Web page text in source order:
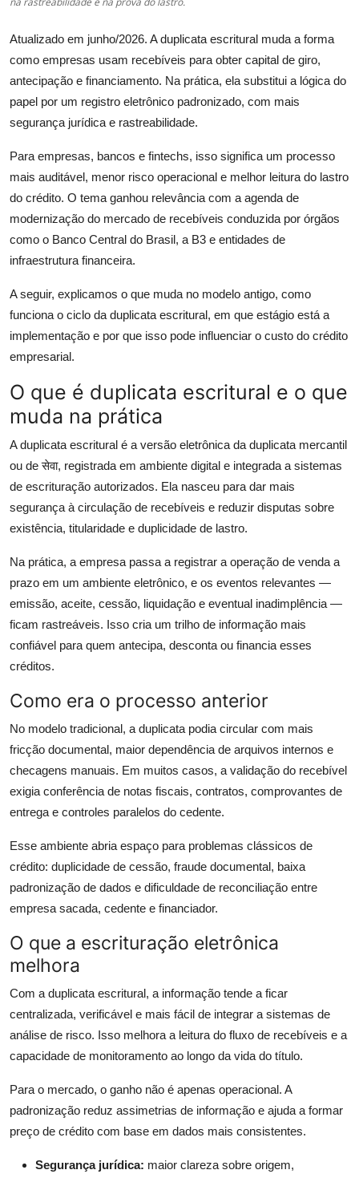
Investimentos
Seguro de Vida
Motores do Brasil
Atualizado em junho/2026. A duplicata escritural muda a forma
como empresas usam recebíveis para obter capital de giro,
antecipação e financiamento. Na prática, ela substitui a lógica do
papel por um registro eletrônico padronizado, com mais
segurança jurídica e rastreabilidade.
Para empresas, bancos e fintechs, isso significa um processo
mais auditável, menor risco operacional e melhor leitura do lastro
do crédito. O tema ganhou relevância com a agenda de
modernização do mercado de recebíveis conduzida por órgãos
como o Banco Central do Brasil, a B3 e entidades de
infraestrutura financeira.
A seguir, explicamos o que muda no modelo antigo, como
funciona o ciclo da duplicata escritural, em que estágio está a
implementação e por que isso pode influenciar o custo do crédito
empresarial.
O que é duplicata escritural e o que
muda na prática
A duplicata escritural é a versão eletrônica da duplicata mercantil
ou de सेवा, registrada em ambiente digital e integrada a sistemas
de escrituração autorizados. Ela nasceu para dar mais
segurança à circulação de recebíveis e reduzir disputas sobre
existência, titularidade e duplicidade de lastro.
Na prática, a empresa passa a registrar a operação de venda a
prazo em um ambiente eletrônico, e os eventos relevantes —
emissão, aceite, cessão, liquidação e eventual inadimplência —
ficam rastreáveis. Isso cria um trilho de informação mais
confiável para quem antecipa, desconta ou financia esses
créditos.
Como era o processo anterior
No modelo tradicional, a duplicata podia circular com mais
fricção documental, maior dependência de arquivos internos e
checagens manuais. Em muitos casos, a validação do recebível
exigia conferência de notas fiscais, contratos, comprovantes de
entrega e controles paralelos do cedente.
Esse ambiente abria espaço para problemas clássicos de
crédito: duplicidade de cessão, fraude documental, baixa
padronização de dados e dificuldade de reconciliação entre
empresa sacada, cedente e financiador.
O que a escrituração eletrônica
melhora
Com a duplicata escritural, a informação tende a ficar
centralizada, verificável e mais fácil de integrar a sistemas de
análise de risco. Isso melhora a leitura do fluxo de recebíveis e a
capacidade de monitoramento ao longo da vida do título.
Para o mercado, o ganho não é apenas operacional. A
padronização reduz assimetrias de informação e ajuda a formar
preço de crédito com base em dados mais consistentes.
Segurança jurídica: maior clareza sobre origem,